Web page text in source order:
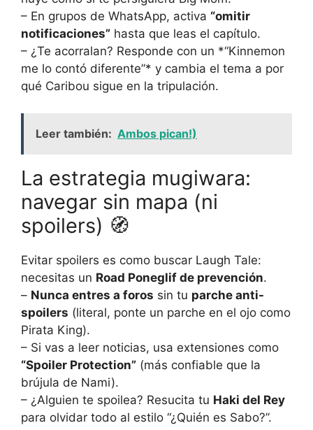
– En grupos de WhatsApp, activa “omitir
notificaciones” hasta que leas el capítulo.
– ¿Te acorralan? Responde con un *“Kinnemon
me lo contó diferente”* y cambia el tema a por
qué Caribou sigue en la tripulación.
Leer también: Ambos pican!)
La estrategia mugiwara:
navegar sin mapa (ni
spoilers) 🧭
Evitar spoilers es como buscar Laugh Tale:
necesitas un Road Poneglif de prevención.
– Nunca entres a foros sin tu parche anti-
spoilers (literal, ponte un parche en el ojo como
Pirata King).
– Si vas a leer noticias, usa extensiones como
“Spoiler Protection” (más confiable que la
brújula de Nami).
– ¿Alguien te spoilea? Resucita tu Haki del Rey
para olvidar todo al estilo “¿Quién es Sabo?”.